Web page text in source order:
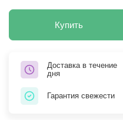
Купить
Доставка в течение
дня
Гарантия свежести